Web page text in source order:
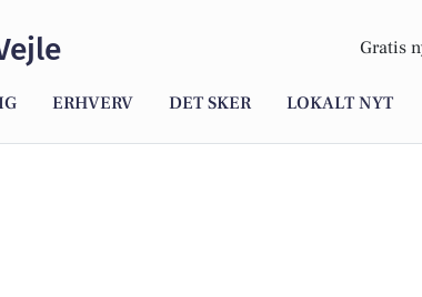
Gratis
ERHVERV DET SKER LOKALT NYT